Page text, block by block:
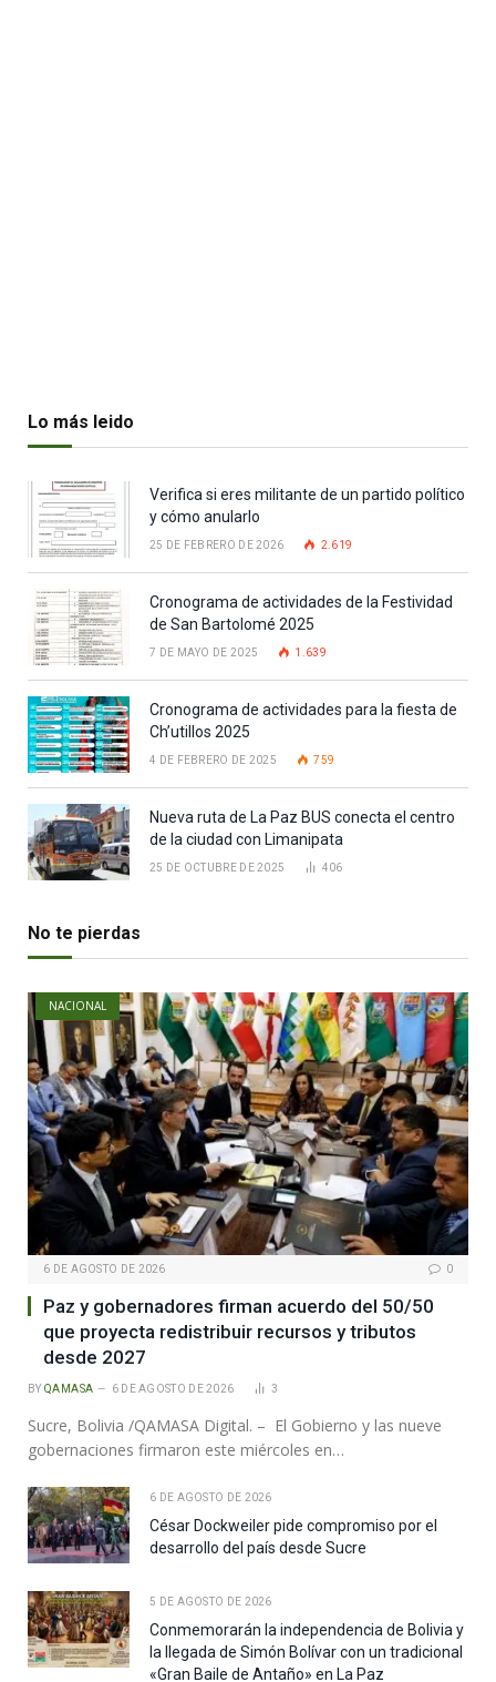
Lo más leido
Verifica si eres militante de un partido político
y cómo anularlo
25 DE FEBRERO DE 2026 2.619
Cronograma de actividades de la Festividad
de San Bartolomé 2025
7 DE MAYO DE 2025 1.639
Cronograma de actividades para la fiesta de
Ch’utillos 2025
4 DE FEBRERO DE 2025 759
Nueva ruta de La Paz BUS conecta el centro
de la ciudad con Limanipata
25 DE OCTUBRE DE 2025 406
No te pierdas
NACIONAL
6 DE AGOSTO DE 2026 0
Paz y gobernadores firman acuerdo del 50/50
que proyecta redistribuir recursos y tributos
desde 2027
BY QAMASA 6 DE AGOSTO DE 2026 3
Sucre, Bolivia /QAMASA Digital. – El Gobierno y las nueve
gobernaciones firmaron este miércoles en…
6 DE AGOSTO DE 2026
César Dockweiler pide compromiso por el
desarrollo del país desde Sucre
5 DE AGOSTO DE 2026
Conmemorarán la independencia de Bolivia y
la llegada de Simón Bolívar con un tradicional
«Gran Baile de Antaño» en La Paz